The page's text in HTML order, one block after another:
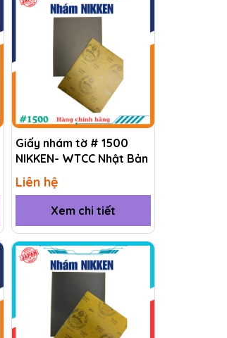
Giấy nhám tờ # 1500
NIKKEN- WTCC Nhật Bản
Liên hệ
Xem chi tiết